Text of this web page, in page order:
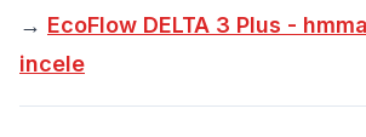
→ EcoFlow DELTA 3 Plus -
incele